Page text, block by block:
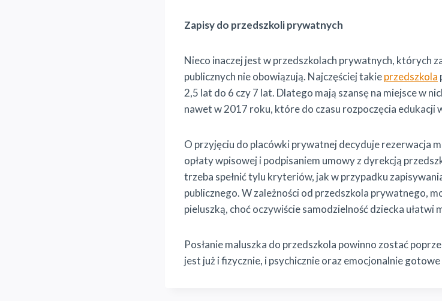
Zapisy do przedszkoli prywatnych
Nieco inaczej jest w przedszkolach prywatnych, których
publicznych nie obowiązują. Najczęściej takieprzedszkola
2,5 lat do 6 czy 7 lat. Dlatego mają szansę na miejsce w
nawet w 2017 roku, które do czasu rozpoczęcia edukacji
O przyjęciu do placówki prywatnej decyduje rezerwacja
opłaty wpisowej i podpisaniem umowy z dyrekcją
trzeba spełnić tylu kryteriów, jak w przypadku
publicznego. W zależności od przedszkola prywatnego,
pieluszką, choć oczywiście samodzielność dziecka ułatwi
Posłanie maluszka do przedszkola powinno zostać
jest już i fizycznie, i psychicznie oraz emocjonalnie